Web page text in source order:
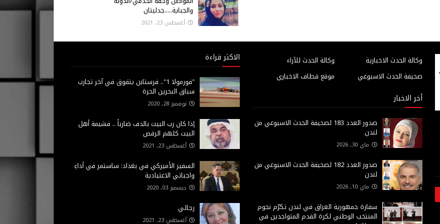
والجباية.....جدليتان
أغسطس 23, 2021
وكالة الحدث للآراء
وكالة الحدث الاخبارية
موقع قطاف الاخباري
صحيفة الحدث الاسبوعي
أخر الاخبار
صدور العدد 183 لصحيفة الحدث الاسبوعي من
لندن
ماي 30, 2026
صدور العدد 182 لصحيفة الحدث الاسبوعي من
لندن
ماي 10, 2026
سفارة جمهورية العراق في لندن تكرّم نجوم
المنتخب الوطني لكرة القدم المتواجدين في
الاكثر قراءة
"فورمولا 1".. فرستابن يتفوق في آخر تجارب
سباق البحرين الحرة
نوفمبر 28, 2020
إذا كان رب البيت بالدف ضارباً .. فشيمة أهل
البيت كلهم الرقص
أغسطس 23, 2021
السفير الأميركي في بغداد: ساستمر في أداءِ
واجباتي الاعتيادية
ديسمبر 03, 2020
رجائي
أغسطس 23, 2021